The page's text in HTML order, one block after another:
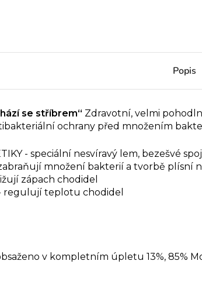
Popis
se stříbrem“ Zdravotní, velmi
ochrany před množením
- speciální nesvíravý lem, bezešvé
množení bakterií a tvorbě plísní
zápach chodidel
regulují teplotu chodidel
pár
v kompletním úpletu 13%, 85%